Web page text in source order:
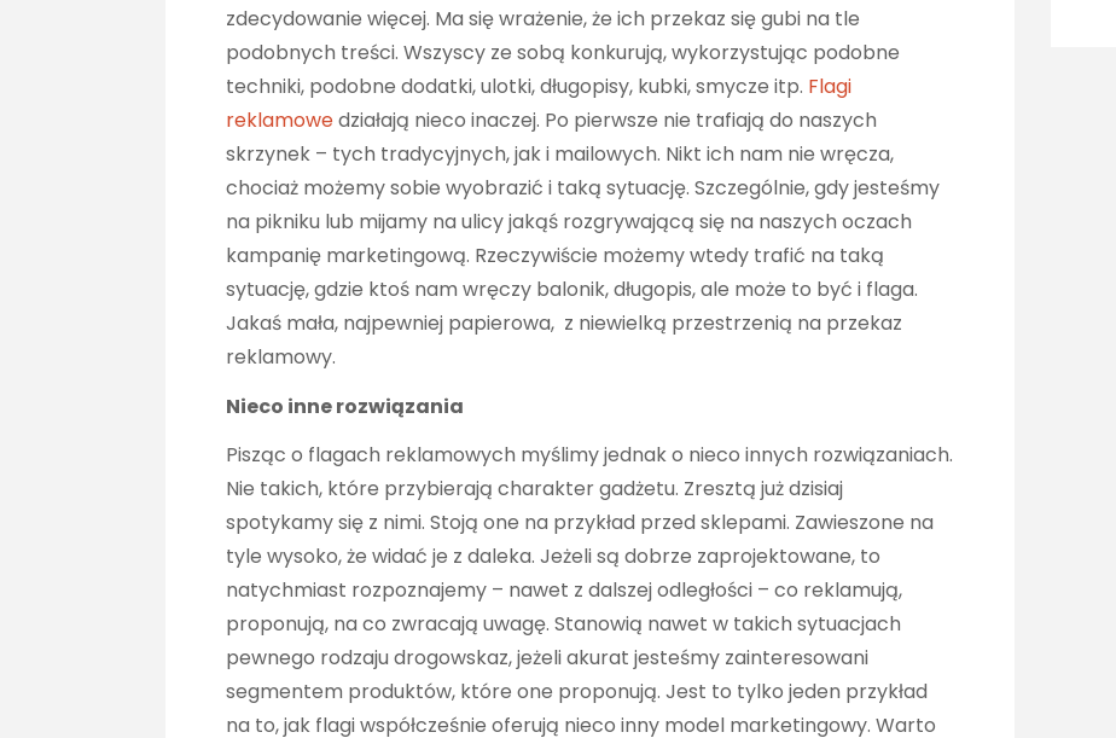
zdecydowanie więcej. Ma się wrażenie, że ich przekaz się gubi na tle
podobnych treści. Wszyscy ze sobą konkurują, wykorzystując podobne
techniki, podobne dodatki, ulotki, długopisy, kubki, smycze itp. Flagi
reklamowedziałają nieco inaczej. Po pierwsze nie trafiają do naszych
skrzynek – tych tradycyjnych, jak i mailowych. Nikt ich nam nie wręcza,
chociaż możemy sobie wyobrazić i taką sytuację. Szczególnie, gdy jesteśmy
na pikniku lub mijamy na ulicy jakąś rozgrywającą się na naszych oczach
kampanię marketingową. Rzeczywiście możemy wtedy trafić na taką
sytuację, gdzie ktoś nam wręczy balonik, długopis, ale może to być i flaga.
Jakaś mała, najpewniej papierowa, z niewielką przestrzenią na przekaz
reklamowy.
Nieco inne rozwiązania
Pisząc o flagach reklamowych myślimy jednak o nieco innych rozwiązaniach.
Nie takich, które przybierają charakter gadżetu. Zresztą już dzisiaj
spotykamy się z nimi. Stoją one na przykład przed sklepami. Zawieszone na
tyle wysoko, że widać je z daleka. Jeżeli są dobrze zaprojektowane, to
natychmiast rozpoznajemy – nawet z dalszej odległości – co reklamują,
proponują, na co zwracają uwagę. Stanowią nawet w takich sytuacjach
pewnego rodzaju drogowskaz, jeżeli akurat jesteśmy zainteresowani
segmentem produktów, które one proponują. Jest to tylko jeden przykład
na to, jak flagi współcześnie oferują nieco inny model marketingowy. Warto